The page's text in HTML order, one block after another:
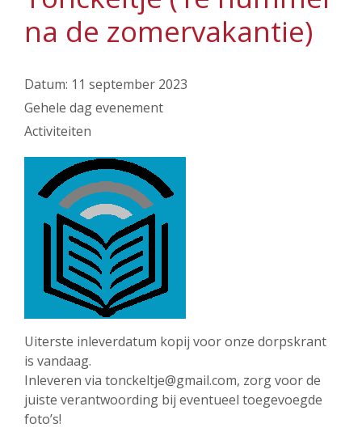
na de zomervakantie)
Datum: 11 september 2023
Gehele dag evenement
Activiteiten
Uiterste inleverdatum kopij voor onze dorpskrant
is vandaag.
Inleveren via tonckeltje@gmail.com, zorg voor de
juiste verantwoording bij eventueel toegevoegde
foto’s!